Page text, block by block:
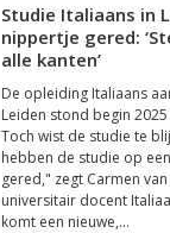
Studie Italiaans in
nippertje gered:
alle kanten’
De opleiding Italiaans
Leiden stond begin
Toch wist de studie te
hebben de studie op
gered," zegt Carmen
universitair docent
komt een nieuwe,...